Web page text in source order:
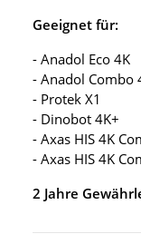
Geeignet für:
- Anadol Eco 4K
- Anadol Combo
- Protek X1
- Dinobot 4K+
- Axas HIS 4K
- Axas HIS 4K
2 Jahre